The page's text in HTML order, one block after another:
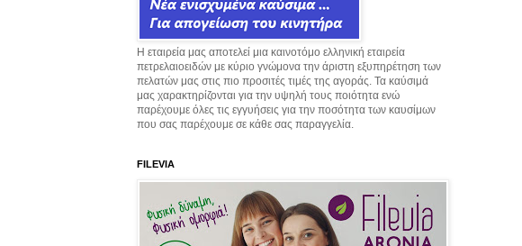
Η εταιρεία μας αποτελεί μια καινοτόμο ελληνική εταιρεία
πετρελαιοειδών με κύριο γνώμονα την άριστη εξυπηρέτηση των
πελατών μας στις πιο προσιτές τιμές της αγοράς. Τα καύσιμά
μας χαρακτηρίζονται για την υψηλή τους ποιότητα ενώ
παρέχουμε όλες τις εγγυήσεις για την ποσότητα των καυσίμων
που σας παρέχουμε σε κάθε σας παραγγελία.
FILEVIA